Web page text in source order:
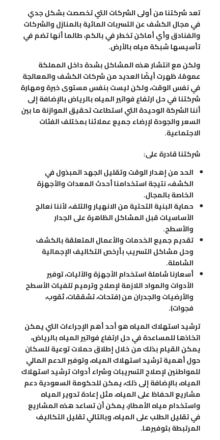
تعد شركتنا من أولى الشركات التي تخصصت بشكل جدي
في مجال الكشف عن التسربات المائية بالمنازل والشركات
والفنادق وأي أماكن تخطر في بالكم، طالما أنها تضم في
تأسيسها شبكة مياه بالأرض.
ولكن مع انتشار هذه المشاكل بشدة داخل المملكة
عمومًا، ظهرت أيضًا العديد من شركات الكشف والمعالجة
في نفس الوقت، ولكن ليست بنفس مستوى خبرة ومهارة
شركتنا في حل ارتفاع فواتير المياه بالرياض بالإضافة إلى
أننا الشركة الوحيدة التي استطاعت تحقيق الموازنة ما بين
السعر والجودة لإرضاء جميع عملائنا بمختلف الفئات
الاجتماعية.
شركتنا قادرة على:
الحد من إهدار الوقت وتقليل الجهد المبذول في
الكشف، نتيجة استخدامنا أحدث المعدات والأجهزة
الخاصة بالمجال.
حماية البنية التحتية من الانهيار والتلف، لأننا نعالج
الأساسيات قبل المشاكل الظاهرة على الجدار
والأسطح.
تقديم جميع الخدمات والأعمال المتعلقة بالكشف
وحل مشاكل التسريب بأرخص التكاليف الإجمالية
الشاملة.
أسعارنا شاملة استخدام الأجهزة والآليات، توفير
الأدوات والمواد اللازمة لإصلاح وترميم تلفيات الأسطح
والأرضيات والجدران من (فتحات، تشققات، ثقوب،
فجوات).
ترشيد استهلاك المياه هو أحد أهم الإجراءات التي يمكن
اتخاذها للمساعدة في حل ارتفاع فواتير المياه بالرياض،
يمكن القيام بذلك من خلال إطلاق حملات توعية للسكان
حول أهمية ترشيد استهلاك المياه، وتوفير الدعم المالي
للمواطنين لإصلاح التسريبات وشراء أدوات ترشيد استهلاك
المياه، بالإضافة إلى ذلك، يمكن للحكومة السعودية دعم
مشاريع الحفاظ على المياه، مثل إعادة تدوير المياه
واستخدام مياه الأمطار، يمكن أن تساعد هذه المشاريع
في تقليل الطلب على المياه، وبالتالي تقليل التكاليف
المرتبطة بتوفيرها.